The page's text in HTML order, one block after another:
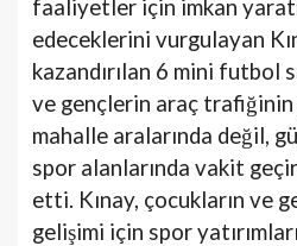
faaliyetler için imkan
edeceklerini vurgulayan
kazandırılan 6 mini futbol
ve gençlerin araç
mahalle aralarında değil,
spor alanlarında vakit
etti. Kınay, çocukların ve
gelişimi için spor